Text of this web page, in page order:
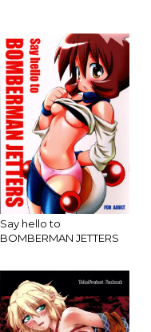
Say hello to
BOMBERMAN JETTERS